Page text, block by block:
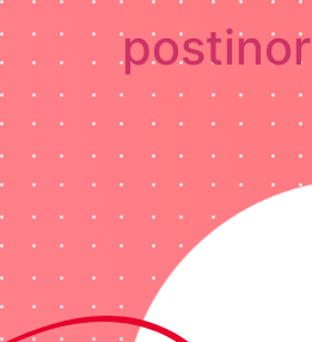
postinor